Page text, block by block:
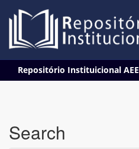
navigation
Repositório Instituicional AEE
Search